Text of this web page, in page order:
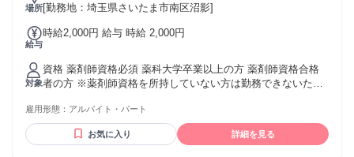
場所[勤務地：埼玉県さいたま市南区沼影]
給与
時給2,000円 給与 時給 2,000円
対象
資格 薬剤師資格必須 薬科大学卒業以上の方 薬剤師資格合格
者の方 ※薬剤師資格を所持していない方は勤務できないため
雇用形態： アルバイト・パート
お気に入り 詳細を見る